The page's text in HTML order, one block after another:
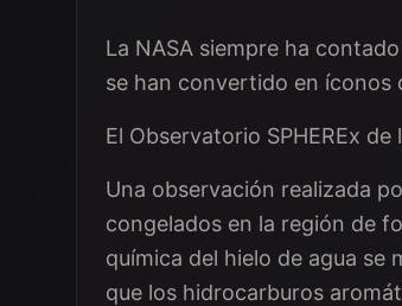
La NASA siempre ha
se han convertido en íconos
El Observatorio SPHEREx
Una observación realizada
congelados en la región de
química del hielo de agua
que los hidrocarburos